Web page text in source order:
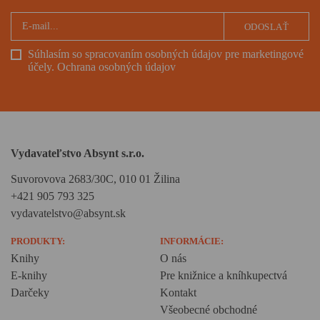
Súhlasím so spracovaním osobných údajov pre marketingové
účely. Ochrana osobných údajov
ODOSLAŤ
Vydavateľstvo Absynt s.r.o.
Suvorovova 2683/30C, 010 01 Žilina
+421 905 793 325
vydavatelstvo@absynt.sk
PRODUKTY:
Knihy
E-knihy
Darčeky
INFORMÁCIE:
O nás
Pre knižnice a kníhkupectvá
Kontakt
Všeobecné obchodné